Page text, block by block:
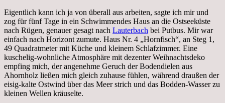
Eigentlich kann ich ja von überall aus arbeiten, sagte ich mir und
zog für fünf Tage in ein Schwimmendes Haus an die Ostseeküste
nach Rügen, genauer gesagt nach Lauterbach bei Putbus. Mir war
einfach nach Horizont zumute. Haus Nr. 4 „Hornfisch“, an Steg 1,
49 Quadratmeter mit Küche und kleinem Schlafzimmer. Eine
kuschelig-wohnliche Atmosphäre mit dezenter Weihnachtsdeko
empfing mich, der angenehme Geruch der Bodendielen aus
Ahornholz ließen mich gleich zuhause fühlen, während draußen der
eisig-kalte Ostwind über das Meer strich und das Bodden-Wasser zu
kleinen Wellen kräuselte.